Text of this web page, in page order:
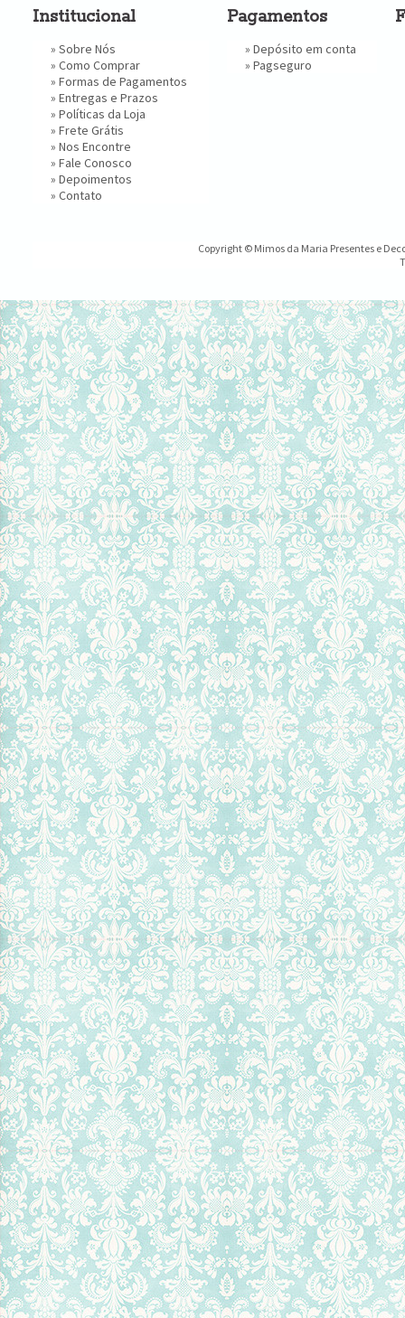
Institucional
» Sobre Nós
» Como Comprar
» Formas de Pagamentos
» Entregas e Prazos
» Políticas da Loja
» Frete Grátis
» Nos Encontre
» Fale Conosco
» Depoimentos
» Contato
Pagamentos
» Depósito em conta
» Pagseguro
Copyright © Mimos da Maria Presentes e